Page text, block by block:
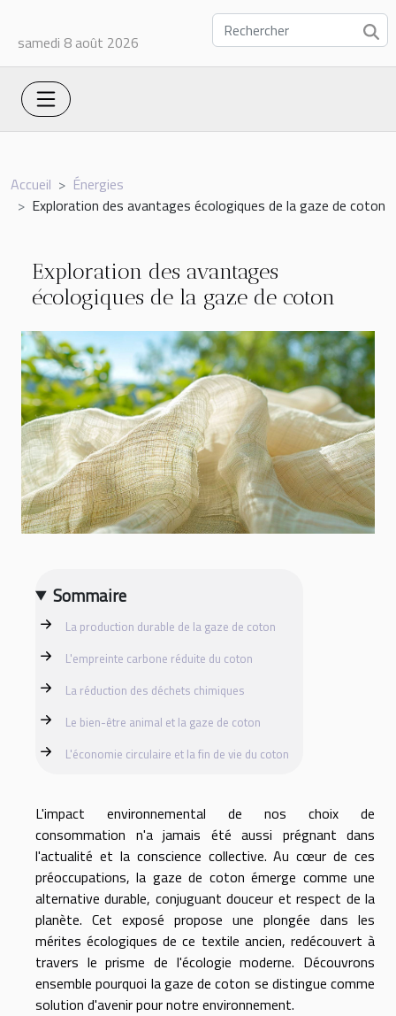
samedi 8 août 2026
Accueil
Énergies
Exploration des avantages écologiques de la gaze de coton
Exploration des avantages
écologiques de la gaze de coton
Sommaire
La production durable de la gaze de coton
L'empreinte carbone réduite du coton
La réduction des déchets chimiques
Le bien-être animal et la gaze de coton
L'économie circulaire et la fin de vie du coton
L'impact environnemental de nos choix de
consommation n'a jamais été aussi prégnant dans
l'actualité et la conscience collective. Au cœur de ces
préoccupations, la gaze de coton émerge comme une
alternative durable, conjuguant douceur et respect de la
planète. Cet exposé propose une plongée dans les
mérites écologiques de ce textile ancien, redécouvert à
travers le prisme de l'écologie moderne. Découvrons
ensemble pourquoi la gaze de coton se distingue comme
solution d'avenir pour notre environnement.